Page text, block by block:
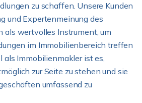
zu schaffen. Unsere Kunden
und Expertenmeinung des
als wertvolles Instrument, um
im Immobilienbereich treffen
als Immobilienmakler ist es,
zur Seite zu stehen und sie
umfassend zu